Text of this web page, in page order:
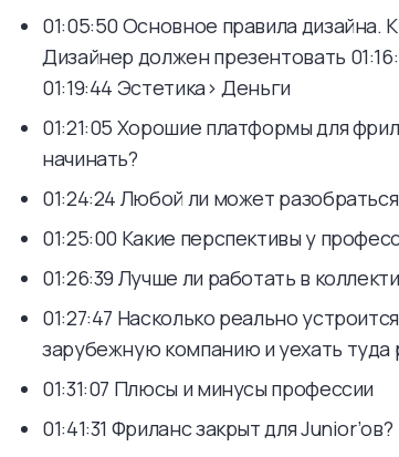
01:05:50 Основное правила дизайна.
Дизайнер должен презентовать
01:19:44 Эстетика> Деньги
01:21:05 Хорошие платформы для
начинать?
01:24:24 Любой ли может
01:25:00 Какие перспективы у
01:26:39 Лучше ли работать в
01:27:47 Насколько реально
зарубежную компанию и уехать туда
01:31:07 Плюсы и минусы профессии
01:41:31 Фриланс закрыт для Junior’ов?